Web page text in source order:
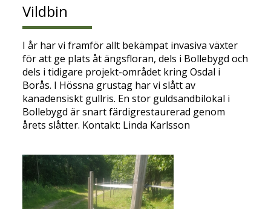
Vildbin
I år har vi framför allt bekämpat invasiva växter
för att ge plats åt ängsfloran, dels i Bollebygd och
dels i tidigare projekt-området kring Osdal i
Borås. I Hössna grustag har vi slått av
kanadensiskt gullris. En stor guldsandbilokal i
Bollebygd är snart färdigrestaurerad genom
årets slåtter. Kontakt: Linda Karlsson